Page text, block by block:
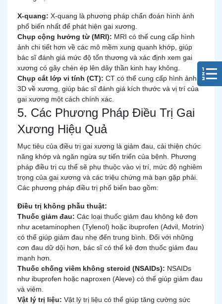
X-quang: X-quang là phương pháp chẩn đoán hình ảnh
phổ biến nhất để phát hiện gai xương.
Chụp cộng hưởng từ (MRI): MRI có thể cung cấp hình
ảnh chi tiết hơn về các mô mềm xung quanh khớp, giúp
bác sĩ đánh giá mức độ tổn thương và xác định xem gai
xương có gây chèn ép lên dây thần kinh hay không.
Chụp cắt lớp vi tính (CT): CT có thể cung cấp hình ảnh
3D về xương, giúp bác sĩ đánh giá kích thước và vị trí của
gai xương một cách chính xác.
5. Các Phương Pháp Điều Trị Gai
Xương Hiệu Quả
Mục tiêu của điều trị gai xương là giảm đau, cải thiện chức
năng khớp và ngăn ngừa sự tiến triển của bệnh. Phương
pháp điều trị cụ thể sẽ phụ thuộc vào vị trí, mức độ nghiêm
trọng của gai xương và các triệu chứng mà bạn gặp phải.
Các phương pháp điều trị phổ biến bao gồm:
Điều trị không phẫu thuật:
Thuốc giảm đau: Các loại thuốc giảm đau không kê đơn
như acetaminophen (Tylenol) hoặc ibuprofen (Advil, Motrin)
có thể giúp giảm đau nhẹ đến trung bình. Đối với những
cơn đau dữ dội hơn, bác sĩ có thể kê đơn thuốc giảm đau
mạnh hơn.
Thuốc chống viêm không steroid (NSAIDs): NSAIDs
như ibuprofen hoặc naproxen (Aleve) có thể giúp giảm đau
và viêm.
Vật lý trị liệu: Vật lý trị liệu có thể giúp tăng cường sức